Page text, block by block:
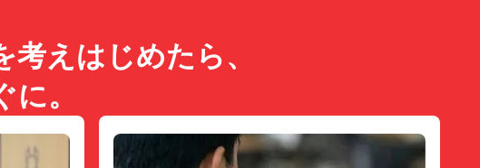
考えはじめたら、
に。